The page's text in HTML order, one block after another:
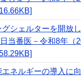
グシェルターを開放
当番医－令和8年（
エネルギーの導入に